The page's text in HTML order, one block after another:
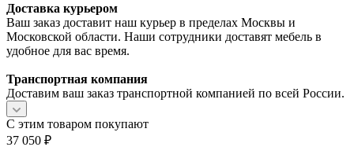
Доставка курьером
Ваш заказ доставит наш курьер в пределах Москвы и
Московской области. Наши сотрудники доставят мебель в
удобное для вас время.
Транспортная компания
Доставим ваш заказ транспортной компанией по всей России.
С этим товаром покупают
37 050 ₽